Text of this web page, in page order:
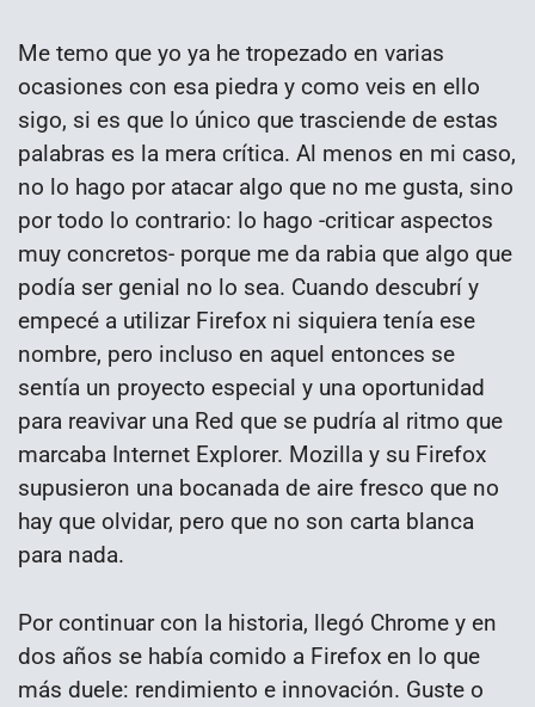
Me temo que yo ya he tropezado en varias
ocasiones con esa piedra y como veis en ello
sigo, si es que lo único que trasciende de estas
palabras es la mera crítica. Al menos en mi caso,
no lo hago por atacar algo que no me gusta, sino
por todo lo contrario: lo hago -criticar aspectos
muy concretos- porque me da rabia que algo que
podía ser genial no lo sea. Cuando descubrí y
empecé a utilizar Firefox ni siquiera tenía ese
nombre, pero incluso en aquel entonces se
sentía un proyecto especial y una oportunidad
para reavivar una Red que se pudría al ritmo que
marcaba Internet Explorer. Mozilla y su Firefox
supusieron una bocanada de aire fresco que no
hay que olvidar, pero que no son carta blanca
para nada.
Por continuar con la historia, llegó Chrome y en
dos años se había comido a Firefox en lo que
más duele: rendimiento e innovación. Guste o